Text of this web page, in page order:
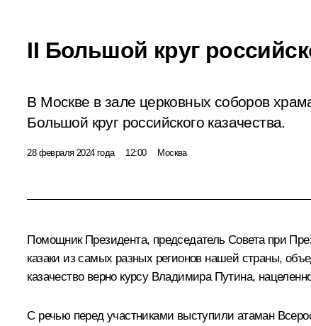
II Большой круг
В Москве в зале церковных соборов
Большой круг российского казачества.
28 февраля 2024 года 12:00 Москва
Помощник Президента, председатель Совета при
казаки из самых разных регионов нашей страны,
казачество верно курсу Владимира Путина,
С речью перед участниками выступили атаман